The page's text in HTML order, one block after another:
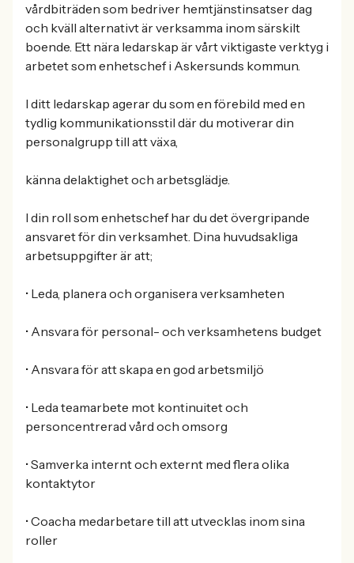
vårdbiträden som bedriver hemtjänstinsatser dag
och kväll alternativt är verksamma inom särskilt
boende. Ett nära ledarskap är vårt viktigaste verktyg i
arbetet som enhetschef i Askersunds kommun.
I ditt ledarskap agerar du som en förebild med en
tydlig kommunikationsstil där du motiverar din
personalgrupp till att växa,
känna delaktighet och arbetsglädje.
I din roll som enhetschef har du det övergripande
ansvaret för din verksamhet. Dina huvudsakliga
arbetsuppgifter är att;
• Leda, planera och organisera verksamheten
• Ansvara för personal- och verksamhetens budget
• Ansvara för att skapa en god arbetsmiljö
• Leda teamarbete mot kontinuitet och
personcentrerad vård och omsorg
• Samverka internt och externt med flera olika
kontaktytor
• Coacha medarbetare till att utvecklas inom sina
roller